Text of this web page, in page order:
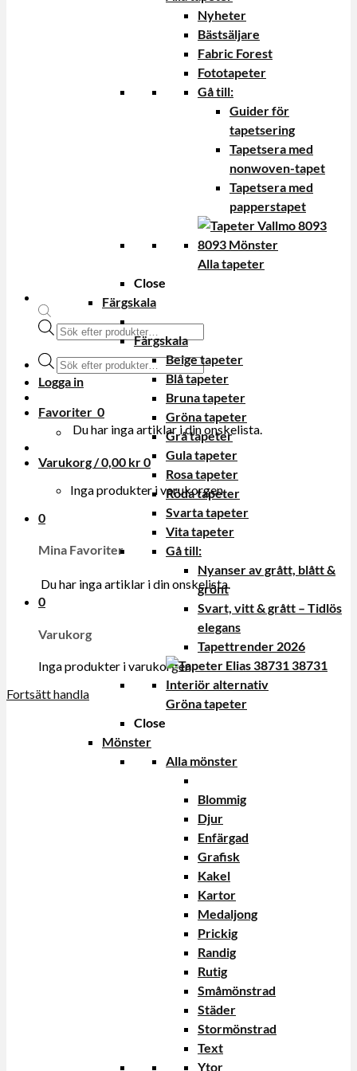
Produktsökning
Produktsökning
Logga in
Favoriter 0
Du har inga artiklar i din onskelista.
Varukorg /0,00 kr0
Inga produkter i varukorgen.
0
Mina Favoriter
Du har inga artiklar i din onskelista.
0
Varukorg
Inga produkter i varukorgen.
Fortsätt handla
Nyheter
Bästsäljare
Fabric Forest
Fototapeter
Gå till:
Guider för
tapetsering
Tapetsera med
nonwoven-tapet
Tapetsera med
papperstapet
Alla tapeter
Close
Färgskala
Färgskala
Beige tapeter
Blå tapeter
Bruna tapeter
Gröna tapeter
Grå tapeter
Gula tapeter
Rosa tapeter
Röda tapeter
Svarta tapeter
Vita tapeter
Gå till:
Nyanser av grått, blått &
grönt
Svart, vitt & grått – Tidlös
elegans
Tapettrender 2026
Gröna tapeter
Close
Mönster
Alla mönster
Blommig
Djur
Enfärgad
Grafisk
Kakel
Kartor
Medaljong
Prickig
Randig
Rutig
Småmönstrad
Städer
Stormönstrad
Text
Ytor